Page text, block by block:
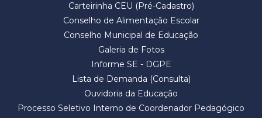
Carteirinha CEU (Pré-Cadastro)
Conselho de Alimentação Escolar
Conselho Municipal de Educação
Galeria de Fotos
Informe SE - DGPE
Lista de Demanda (Consulta)
Ouvidoria da Educação
Processo Seletivo Interno de Coordenador Pedagógico